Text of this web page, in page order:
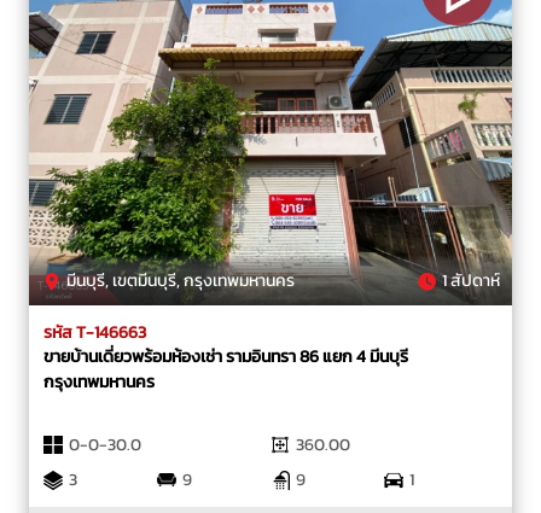
มีนบุรี, เขตมีนบุรี, กรุงเทพมหานคร 1 สัปดาห์
รหัส T-146663
ขายบ้านเดี่ยวพร้อมห้องเช่า รามอินทรา 86 แยก 4 มีนบุรี
กรุงเทพมหานคร
0-0-30.0
360.00
3
9 9
1